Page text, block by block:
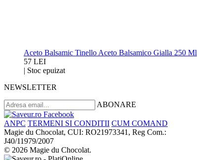
Aceto Balsamic Tinello Aceto Balsamico Gialla 250 Ml
57 LEI
| Stoc epuizat
NEWSLETTER
ABONARE
ANPC TERMENI SI CONDITII CUM COMAND
Magie du Chocolat, CUI: RO21973341, Reg Com.:
J40/11979/2007
© 2026 Magie du Chocolat.